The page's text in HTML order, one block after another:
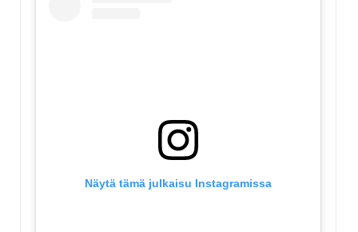
Näytä tämä julkaisu Instagramissa